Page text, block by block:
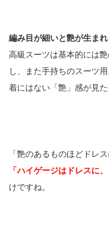
編み目が細いと艶が生ま
高級スーツは基本的には
し、また手持ちのスーツ
着にはない「艶」感が見た
「艶のあるものほどドレ
「ハイゲージはドレスに
けですね。